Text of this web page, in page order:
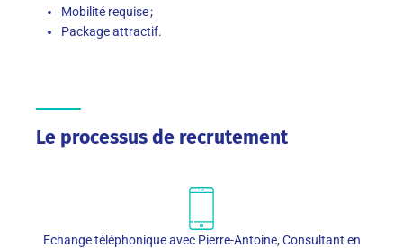
Mobilité requise ;
Package attractif.
Le processus de recrutement
Echange téléphonique avec Pierre-Antoine, Consultant en